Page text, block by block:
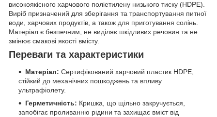
високоякісного харчового поліетилену низького тиску (HDPE).
Виріб призначений для зберігання та транспортування питної
води, харчових продуктів, а також для приготування солінь.
Матеріал є безпечним, не виділяє шкідливих речовин та не
змінює смакові якості вмісту.
Переваги та характеристики
Матеріал: Сертифікований харчовий пластик HDPE,
стійкий до механічних пошкоджень та впливу
ультрафіолету.
Герметичність: Кришка, що щільно закручується,
запобігає проливанню рідини та захищає вміст від